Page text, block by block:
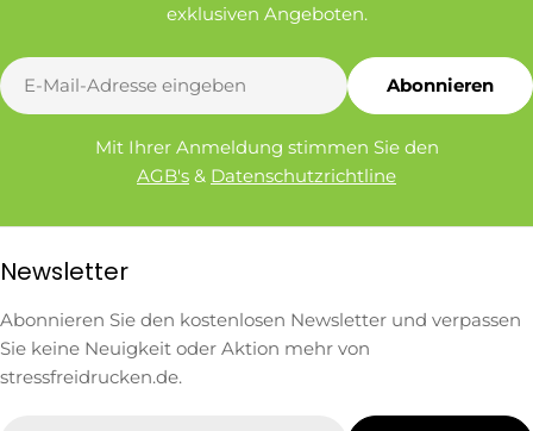
exklusiven Angeboten.
E-
Mail
Abonnieren
Mit Ihrer Anmeldung stimmen Sie den
AGB's & Datenschutzrichtline
Newsletter
Abonnieren Sie den kostenlosen Newsletter und verpassen
Sie keine Neuigkeit oder Aktion mehr von
stressfreidrucken.de.